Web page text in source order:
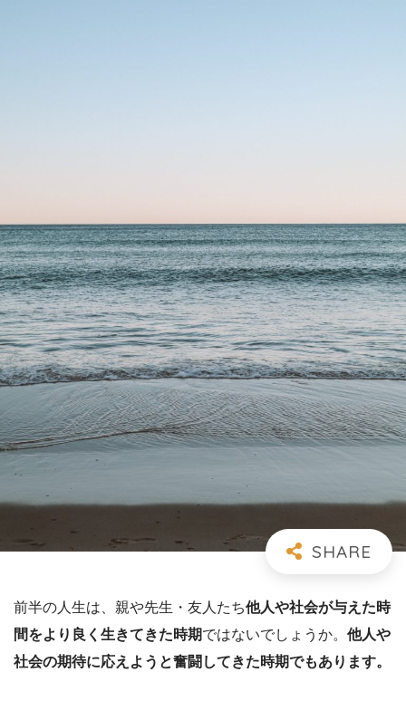
前半の人生は、親や先生・友人たち他人や社会が与えた時
間をより良く生きてきた時期ではないでしょうか。 他人や
社会の期待に応えようと奮闘してきた時期でもあります。